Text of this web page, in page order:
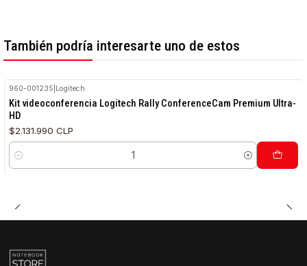
También podría interesarte uno de estos
960-001235 Logitech
Kit videoconferencia Logitech Rally ConferenceCam Premium Ultra-
HD
$2.131.990 CLP
Cantidad